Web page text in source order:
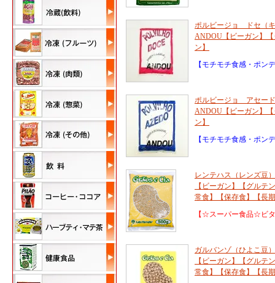
ポルビージョ ドセ（
ANDOU【ビーガン】
ン】
【モチモチ食感・ポン
ポルビージョ アセー
ANDOU【ビーガン】
ン】
【モチモチ食感・ポン
レンテハス（レンズ
【ビーガン】【グルテ
常食】【保存食】【長
【☆スーパー食品☆ビ
ガルバンゾ（ひよこ
【ビーガン】【グルテ
常食】【保存食】【長